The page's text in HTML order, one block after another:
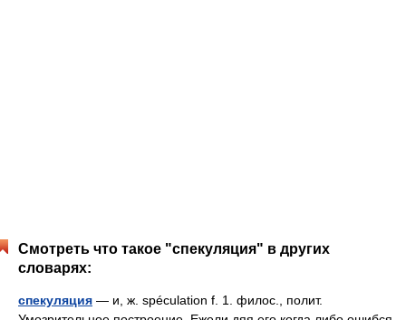
Смотреть что такое "спекуляция" в других
словарях:
спекуляция — и, ж. spéculation f. 1. филос., полит.